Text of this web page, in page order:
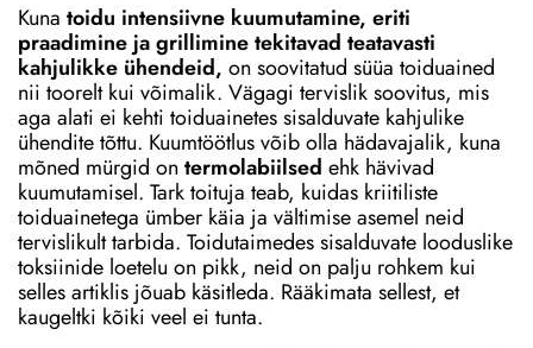
Kuna toidu intensiivne kuumutamine, eriti
praadimine ja grillimine tekitavad teatavasti
kahjulikke ühendeid, on soovitatud süüa toiduained
nii toorelt kui võimalik. Vägagi tervislik soovitus, mis
aga alati ei kehti toiduainetes sisalduvate kahjulike
ühendite tõttu. Kuumtöötlus võib olla hädavajalik, kuna
mõned mürgid on termolabiilsed ehk hävivad
kuumutamisel. Tark toituja teab, kuidas kriitiliste
toiduainetega ümber käia ja vältimise asemel neid
tervislikult tarbida. Toidutaimedes sisalduvate looduslike
toksiinide loetelu on pikk, neid on palju rohkem kui
selles artiklis jõuab käsitleda. Rääkimata sellest, et
kaugeltki kõiki veel ei tunta.